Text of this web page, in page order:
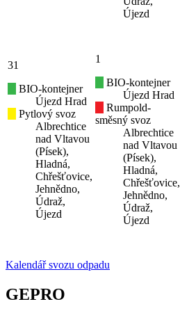
Újezd
31
BIO-kontejner
Újezd Hrad
Pytlový svoz
Albrechtice
nad Vltavou
(Písek),
Hladná,
Chřešťovice,
Jehnědno,
Údraž,
Újezd
1
BIO-kontejner
Újezd Hrad
Rumpold-
směsný svoz
Albrechtice
nad Vltavou
(Písek),
Hladná,
Chřešťovice,
Jehnědno,
Údraž,
Újezd
Kalendář svozu odpadu
GEPRO